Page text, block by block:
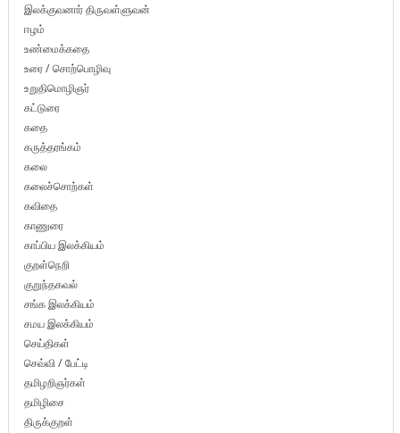
இலக்குவனார் திருவள்ளுவன்
ஈழம்
உண்மைக்கதை
உரை / சொற்பொழிவு
உறுதிமொழிஞர்
கட்டுரை
கதை
கருத்தரங்கம்
கலை
கலைச்சொற்கள்
கவிதை
காணுரை
காப்பிய இலக்கியம்
குறள்நெறி
குறுந்தகவல்
சங்க இலக்கியம்
சமய இலக்கியம்
செய்திகள்
செவ்வி / பேட்டி
தமிழறிஞர்கள்
தமிழிசை
திருக்குறள்